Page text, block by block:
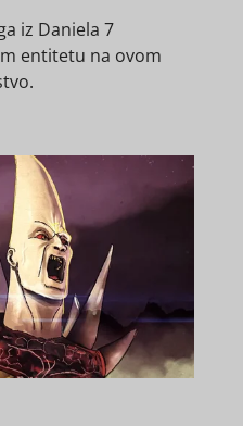
iz Daniela 7
entitetu na ovom